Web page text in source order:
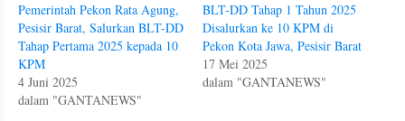
Pemerintah Pekon Rata Agung,
Pesisir Barat, Salurkan BLT-DD
Tahap Pertama 2025 kepada 10
KPM
4 Juni 2025
dalam "GANTANEWS"
BLT-DD Tahap 1 Tahun 2025
Disalurkan ke 10 KPM di
Pekon Kota Jawa, Pesisir Barat
17 Mei 2025
dalam "GANTANEWS"